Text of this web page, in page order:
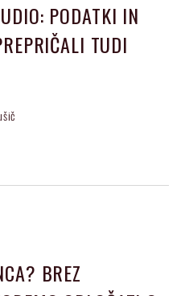
PODATKI IN
TUDI
BREZ